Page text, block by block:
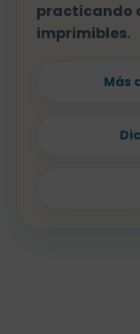
practicando
imprimibles.
Más